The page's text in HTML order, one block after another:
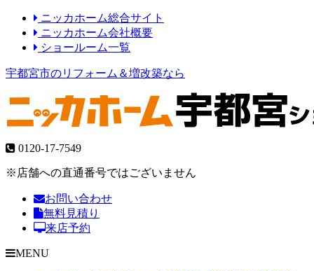
ニッカホーム総合サイト
ニッカホーム会社概要
ショールーム一覧
宇都宮市のリフォーム＆増改築なら
0120-17-7549
※店舗への直通番号ではございません
お問い合わせ
無料見積り
来店予約
MENU